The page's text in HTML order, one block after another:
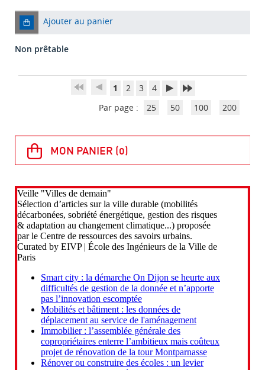
Ajouter au panier
Non prêtable
1 2 3
4
Par page :
25 50 100 200